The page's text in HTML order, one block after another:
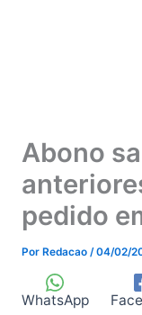
Abono
pedido
Por Redacao /04/02/
WhatsApp